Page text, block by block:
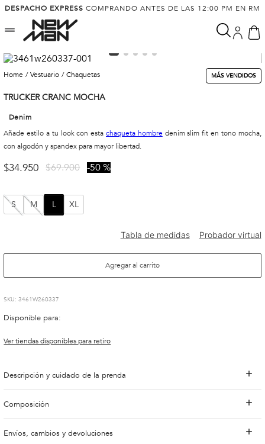
DESPACHO EXPRESS COMPRANDO ANTES DE LAS 12:00 PM EN RM
vestuario chaquetas MÁS VENDIDOS
TRUCKER CRANC MOCHA
Denim
Añade estilo a tu look con esta chaqueta hombre denim slim fit en tono mocha,
con algodón y spandex para mayor libertad.
$34.950 $69.900 50 %
S M L XL
Agregar al carrito
:3461W260337
Disponible para:
Ver tiendas disponibles para retiro
Descripción y cuidado de la prenda
Composición
Envíos, cambios y devoluciones